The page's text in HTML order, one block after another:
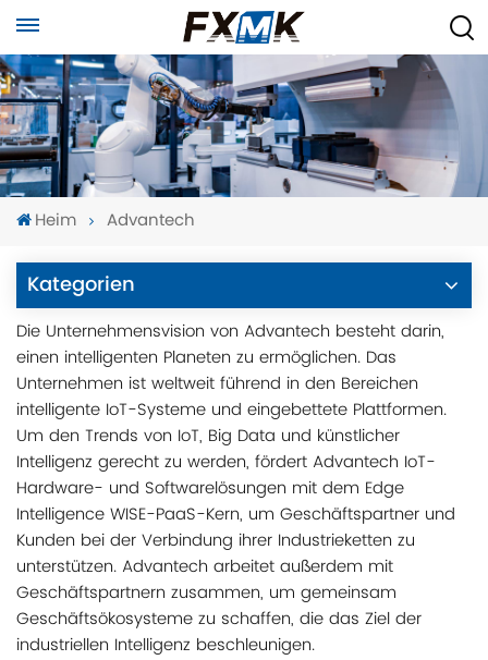
Heim Advantech
Kategorien
Die Unternehmensvision von Advantech besteht darin,
einen intelligenten Planeten zu ermöglichen. Das
Unternehmen ist weltweit führend in den Bereichen
intelligente IoT-Systeme und eingebettete Plattformen.
Um den Trends von IoT, Big Data und künstlicher
Intelligenz gerecht zu werden, fördert Advantech IoT-
Hardware- und Softwarelösungen mit dem Edge
Intelligence WISE-PaaS-Kern, um Geschäftspartner und
Kunden bei der Verbindung ihrer Industrieketten zu
unterstützen. Advantech arbeitet außerdem mit
Geschäftspartnern zusammen, um gemeinsam
Geschäftsökosysteme zu schaffen, die das Ziel der
industriellen Intelligenz beschleunigen.